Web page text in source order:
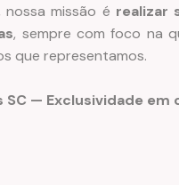
missão é realizar
, sempre com foco na
que representamos.
SC — Exclusividade em